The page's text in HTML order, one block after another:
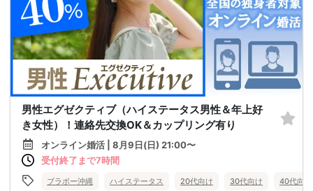
男性エグゼクティブ（ハイステータス男性＆年上好
き女性）！連絡先交換OK＆カップリング有り
オンライン婚活 | 8月9日(日) 21:00〜
受付終了まで7時間
ブラボー沖縄 ハイステータス 20代向け 30代向け 40代向け